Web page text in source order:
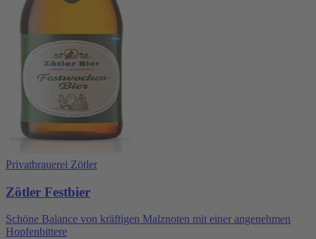
Privatbrauerei Zötler
Zötler Festbier
Schöne Balance von kräftigen Malznoten mit einer angenehmen
Hopfenbittere